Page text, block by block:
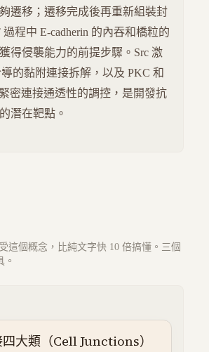
遷移；遷移完成後再重新組裝封
程中 E-cadherin 的內吞和橋粒的
得侵襲能力的前提步驟。Src 激
的黏附連接拆解，以及 PKC 和
密連接通透性的調控，是開發抗
潛在靶點。
這個概念，比純文字快 10 倍搞懂。三個
。
大類（Cell Junctions）